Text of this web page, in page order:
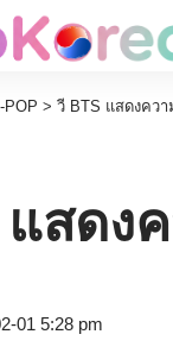
POP > วี BTS แสดงคว
สดง
01 5:28 pm